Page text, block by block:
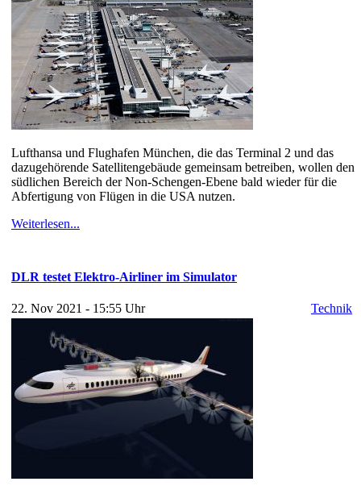
Lufthansa und Flughafen München, die das Terminal 2 und das
dazugehörende Satellitengebäude gemeinsam betreiben, wollen den
südlichen Bereich der Non-Schengen-Ebene bald wieder für die
Abfertigung von Flügen in die USA nutzen.
Weiterlesen...
DLR testet Elektro-Airliner im Simulator
22. Nov 2021 - 15:55 Uhr Technik